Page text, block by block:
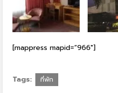
[mappress mapid=”966″]
Tags: ที่พัก